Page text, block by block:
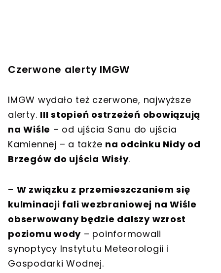
Czerwone alerty IMGW
IMGW wydało też czerwone, najwyższe
alerty. III stopień ostrzeżeń obowiązują
na Wiśle – od ujścia Sanu do ujścia
Kamiennej – a także na odcinku Nidy od
Brzegów do ujścia Wisły.
– W związku z przemieszczaniem się
kulminacji fali wezbraniowej na Wiśle
obserwowany będzie dalszy wzrost
poziomu wody – poinformowali
synoptycy Instytutu Meteorologii i
Gospodarki Wodnej.